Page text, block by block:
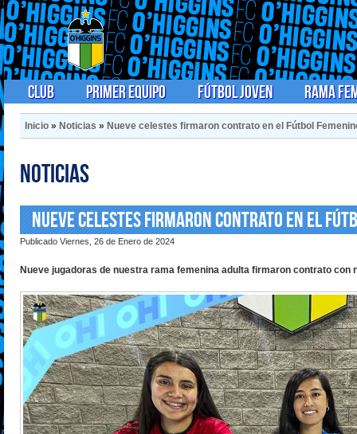
Club Primer Equipo Fútbol Joven Rama
Inicio » Noticias » Nueve celestes firmaron contrato en el Fútbol
Noticias
Nueve celestes firmaron contrato en el
Publicado Viernes, 26 de Enero de 2024
Nueve jugadoras de nuestra rama femenina adulta firmaron contrato con